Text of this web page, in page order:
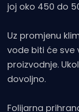
joj oko 450 do
Uz promjenu
vode biti će sve
proizvodnje.
dovoljno.
Folijarna